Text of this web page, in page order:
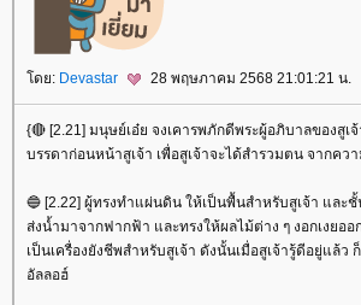
ดย: Devastar 28 พฤษภาคม 2568 21:01:21 น.
{🔴 [2.21] มนุษย์เอ๋ย จงเคารพภักดีพระผู้อภิบาลของสูเ
บรรดาก่อนหน้าสูเจ้า เพื่อสูเจ้าจะได้สำรวมตน จากคว
🔵 [2.22] ผู้ทรงทำแผ่นดิน ให้เป็นพื้นสำหรับสูเจ้า และ
ส่งน้ำมาจากฟากฟ้า และทรงให้ผลไม้ต่าง ๆ งอกเงยออ
เป็นเครื่องยังชีพสำหรับสูเจ้า ดังนั้นเมื่อสูเจ้ารู้ดีอยู่แล้ว
อัลลอฮ์